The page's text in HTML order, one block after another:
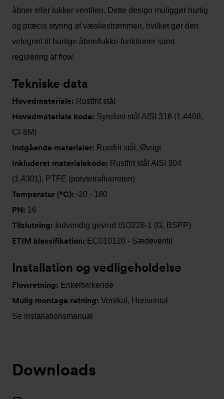
åbner eller lukker ventilen. Dette design muliggør hurtig
og præcis styring af væskestrømmen, hvilket gør den
velegnet til hurtige åbne/lukke-funktioner samt
regulering af flow.
Tekniske data
Hovedmateriale: Rustfrit stål
Hovedmateriale kode: Syrefast stål AISI 316 (1.4408,
CF8M)
Indgående materialer: Rustfrit stål, Øvrigt
Inkluderet materialekode: Rustfrit stål AISI 304
(1.4301), PTFE (polytetrafluoreten)
Temperatur (°C): -20 - 180
PN: 16
Tilslutning: Indvendig gevind ISO228-1 (G, BSPP)
ETIM klassifikation: EC010120 - Sædeventil
Installation og vedligeholdelse
Flowretning: Enkeltvirkende
Mulig montage retning: Vertikal, Horisontal
Se installationsmanual
Downloads